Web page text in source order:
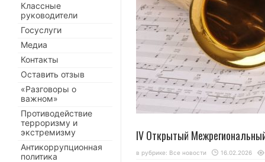
IV Открытый
в рубрике: Все новости 16.02.2026
Классные
руководители
Госуслуги
Медиа
Контакты
Оставить отзыв
«Разговоры о
важном»
Противодействие
терроризму и
экстремизму
Антикоррупционная
политика